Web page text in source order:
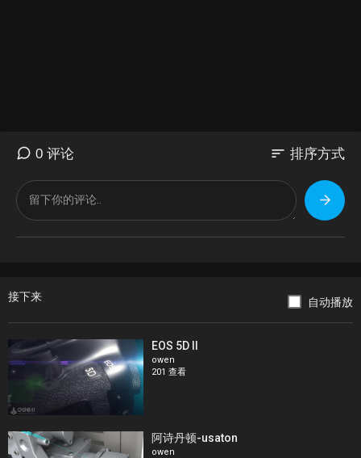
0 评论 sort 排序方式
接下来 自动播放
EOS 5D II
owen
201 查看
阿诗丹顿-usaton
owen